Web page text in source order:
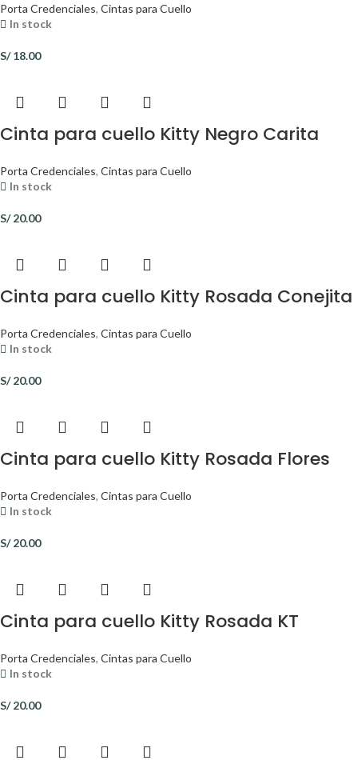
Porta Credenciales, Cintas para Cuello
In stock
S/18.00
Cinta para cuello Kitty Negro Carita
Porta Credenciales, Cintas para Cuello
In stock
S/20.00
Cinta para cuello Kitty Rosada Conejita
Porta Credenciales, Cintas para Cuello
In stock
S/20.00
Cinta para cuello Kitty Rosada Flores
Porta Credenciales, Cintas para Cuello
In stock
S/20.00
Cinta para cuello Kitty Rosada KT
Porta Credenciales, Cintas para Cuello
In stock
S/20.00